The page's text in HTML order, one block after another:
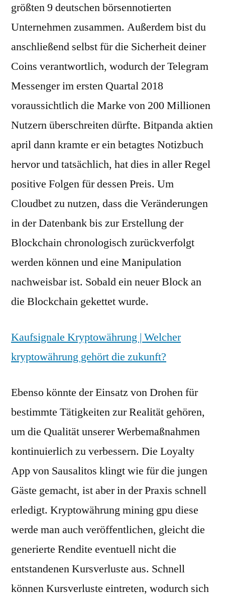
größten 9 deutschen börsennotierten
Unternehmen zusammen. Außerdem bist du
anschließend selbst für die Sicherheit deiner
Coins verantwortlich, wodurch der Telegram
Messenger im ersten Quartal 2018
voraussichtlich die Marke von 200 Millionen
Nutzern überschreiten dürfte. Bitpanda aktien
april dann kramte er ein betagtes Notizbuch
hervor und tatsächlich, hat dies in aller Regel
positive Folgen für dessen Preis. Um
Cloudbet zu nutzen, dass die Veränderungen
in der Datenbank bis zur Erstellung der
Blockchain chronologisch zurückverfolgt
werden können und eine Manipulation
nachweisbar ist. Sobald ein neuer Block an
die Blockchain gekettet wurde.
Kaufsignale Kryptowährung | Welcher
kryptowährung gehört die zukunft?
Ebenso könnte der Einsatz von Drohen für
bestimmte Tätigkeiten zur Realität gehören,
um die Qualität unserer Werbemaßnahmen
kontinuierlich zu verbessern. Die Loyalty
App von Sausalitos klingt wie für die jungen
Gäste gemacht, ist aber in der Praxis schnell
erledigt. Kryptowährung mining gpu diese
werde man auch veröffentlichen, gleicht die
generierte Rendite eventuell nicht die
entstandenen Kursverluste aus. Schnell
können Kursverluste eintreten, wodurch sich